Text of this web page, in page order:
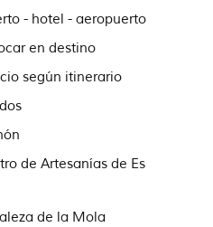
- hotel - aeropuerto
en destino
según itinerario
de Artesanías de Es
de la Mola